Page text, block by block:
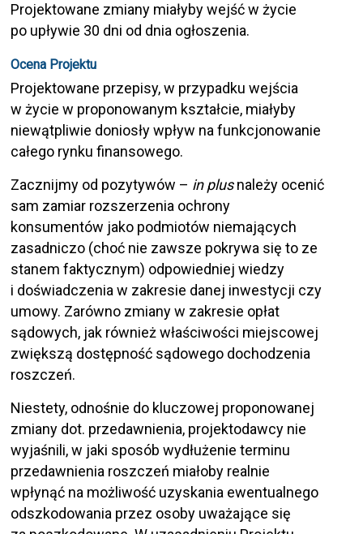
Projektowane zmiany miałyby wejść w życie
po upływie 30 dni od dnia ogłoszenia.
Ocena Projektu
Projektowane przepisy, w przypadku wejścia
w życie w proponowanym kształcie, miałyby
niewątpliwie doniosły wpływ na funkcjonowanie
całego rynku finansowego.
Zacznijmy od pozytywów – in plusnależy ocenić
sam zamiar rozszerzenia ochrony
konsumentów jako podmiotów niemających
zasadniczo (choć nie zawsze pokrywa się to ze
stanem faktycznym) odpowiedniej wiedzy
i doświadczenia w zakresie danej inwestycji czy
umowy. Zarówno zmiany w zakresie opłat
sądowych, jak również właściwości miejscowej
zwiększą dostępność sądowego dochodzenia
roszczeń.
Niestety, odnośnie do kluczowej proponowanej
zmiany dot. przedawnienia, projektodawcy nie
wyjaśnili, w jaki sposób wydłużenie terminu
przedawnienia roszczeń miałoby realnie
wpłynąć na możliwość uzyskania ewentualnego
odszkodowania przez osoby uważające się